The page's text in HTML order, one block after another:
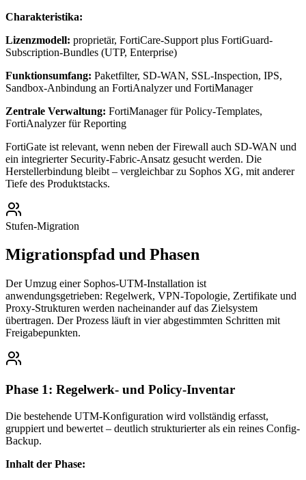
Charakteristika:
Lizenzmodell: proprietär, FortiCare-Support plus FortiGuard-
Subscription-Bundles (UTP, Enterprise)
Funktionsumfang: Paketfilter, SD-WAN, SSL-Inspection, IPS,
Sandbox-Anbindung an FortiAnalyzer und FortiManager
Zentrale Verwaltung: FortiManager für Policy-Templates,
FortiAnalyzer für Reporting
FortiGate ist relevant, wenn neben der Firewall auch SD-WAN und
ein integrierter Security-Fabric-Ansatz gesucht werden. Die
Herstellerbindung bleibt – vergleichbar zu Sophos XG, mit anderer
Tiefe des Produktstacks.
Stufen-Migration
Migrationspfad und Phasen
Der Umzug einer Sophos-UTM-Installation ist
anwendungsgetrieben: Regelwerk, VPN-Topologie, Zertifikate und
Proxy-Strukturen werden nacheinander auf das Zielsystem
übertragen. Der Prozess läuft in vier abgestimmten Schritten mit
Freigabepunkten.
Phase 1: Regelwerk- und Policy-Inventar
Die bestehende UTM-Konfiguration wird vollständig erfasst,
gruppiert und bewertet – deutlich strukturierter als ein reines Config-
Backup.
Inhalt der Phase: